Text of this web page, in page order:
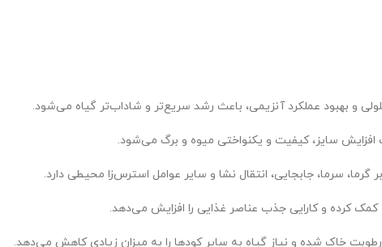
و بهبود عملکرد آنزیمی، باعث رشد سریع‌تر و شاداب‌تر گیاه می‌شود.
افزایش سایز، کیفیت و یکنواختی میوه و برگ می‌شود.
گرما، سرما، جابجایی، انتقال نشا و سایر عوامل استرس‌زا محیطی دارد.
کرده و کارایی جذب عناصر غذایی را افزایش می‌دهد.
خاک شده و نیاز گیاه به سایر کودها را به میزان زیادی کاهش می‌دهد.